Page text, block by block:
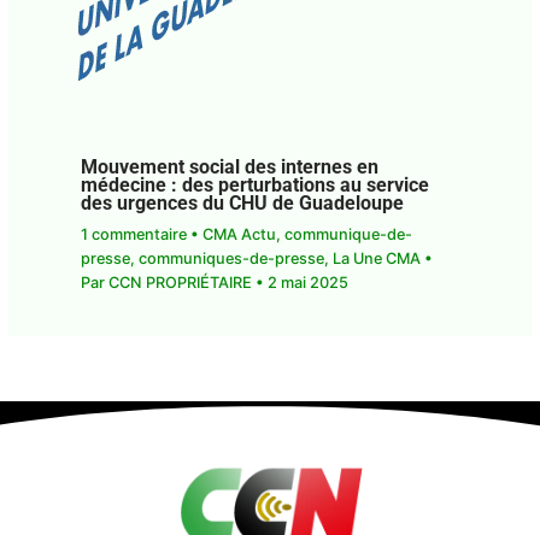
Mouvement social des internes en
médecine : des perturbations au service
des urgences du CHU de Guadeloupe
1 commentaire • CMA Actu, communique-de-
presse, communiques-de-presse, La Une CMA •
Par CCN PROPRIÉTAIRE • 2 mai 2025